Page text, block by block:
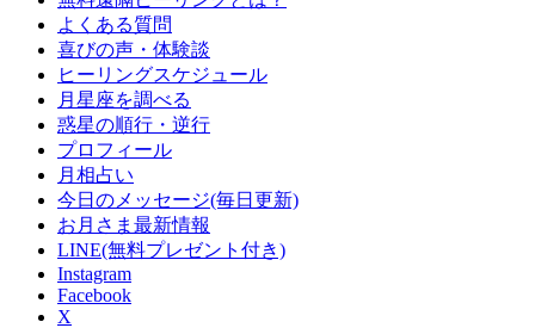
よくある質問
喜びの声・体験談
ヒーリングスケジュール
月星座を調べる
惑星の順行・逆行
プロフィール
月相占い
今日のメッセージ(毎日更新)
お月さま最新情報
LINE(無料プレゼント付き)
Instagram
Facebook
X